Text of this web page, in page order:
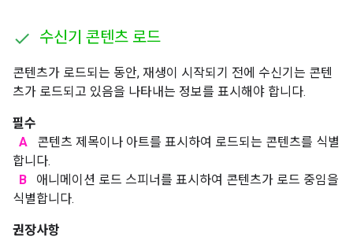
수신기 콘텐츠 로드
콘텐츠가 로드되는 동안, 재생이 시작되기 전에 수신기는 콘텐
츠가 로드되고 있음을 나타내는 정보를 표시해야 합니다.
필수
A
콘텐츠 제목이나 아트를 표시하여 로드되는 콘텐츠를 식별
합니다.
B
애니메이션 로드 스피너를 표시하여 콘텐츠가 로드 중임을
식별합니다.
권장사항